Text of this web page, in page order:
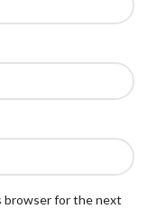
browser for the next